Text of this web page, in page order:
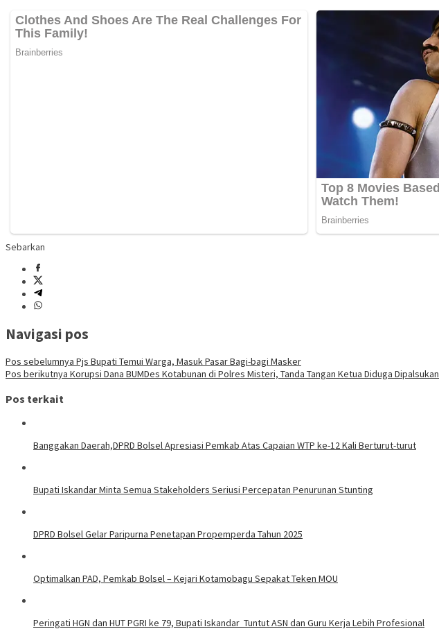
Sebarkan
Navigasi pos
Pos sebelumnya Pjs Bupati Temui Warga, Masuk Pasar Bagi-bagi Masker
Pos berikutnya Korupsi Dana BUMDes Kotabunan di Polres Misteri, Tanda Tangan Ketua Diduga Dipalsukan
Pos terkait
Banggakan Daerah,DPRD Bolsel Apresiasi Pemkab Atas Capaian WTP ke-12 Kali Berturut-turut
Bupati Iskandar Minta Semua Stakeholders Seriusi Percepatan Penurunan Stunting
DPRD Bolsel Gelar Paripurna Penetapan Propemperda Tahun 2025
Optimalkan PAD, Pemkab Bolsel – Kejari Kotamobagu Sepakat Teken MOU
Peringati HGN dan HUT PGRI ke 79, Bupati Iskandar Tuntut ASN dan Guru Kerja Lebih Profesional